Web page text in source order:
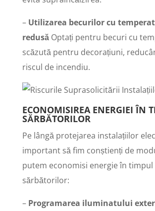
– Utilizarea becurilor cu
redusăOptați pentru becuri cu
scăzută pentru decorațiuni,
riscul de incendiu.
ECONOMISIREA ENERGIEI ÎN
SĂRBĂTORILOR
Pe lângă protejarea instalațiilor
important să fim conștienți de
putem economisi energie în timpul
sărbătorilor:
– Programarea iluminatului